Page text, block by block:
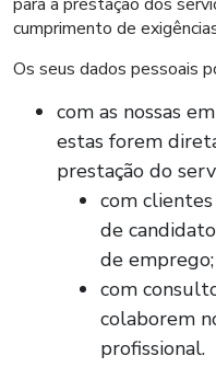
cumprimento de
Os seus dados pessoais
com as nossas
estas forem
prestação do
com
de
de emprego;
com
colaborem
profissional.